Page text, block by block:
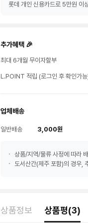
롯데 개인 신용카드로 5만원
추가혜택 🎉
최대 6개월 무이자할부
L.POINT 적립 (로그인 후 확인가
업체배송
일반배송 3,000원
상품/지역/물류 사정에 따라
도서산간(제주 포함)의 경우,
상품정보 상품평(3)